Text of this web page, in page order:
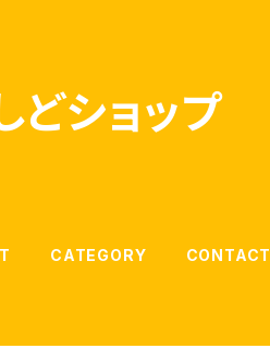
どショップ
CATEGORY CONTACT